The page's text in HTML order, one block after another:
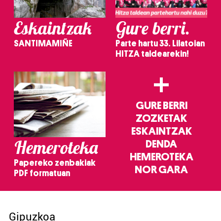
Eskaintzak
SANTIMAMIÑE
Gure berri.
Parte hartu 33. Lilatoian
HITZA taldearekin!
Hemeroteka
Papereko zenbakiak
PDF formatuan
+
GURE BERRI
ZOZKETAK
ESKAINTZAK
DENDA
HEMEROTEKA
NOR GARA
Gipuzkoa